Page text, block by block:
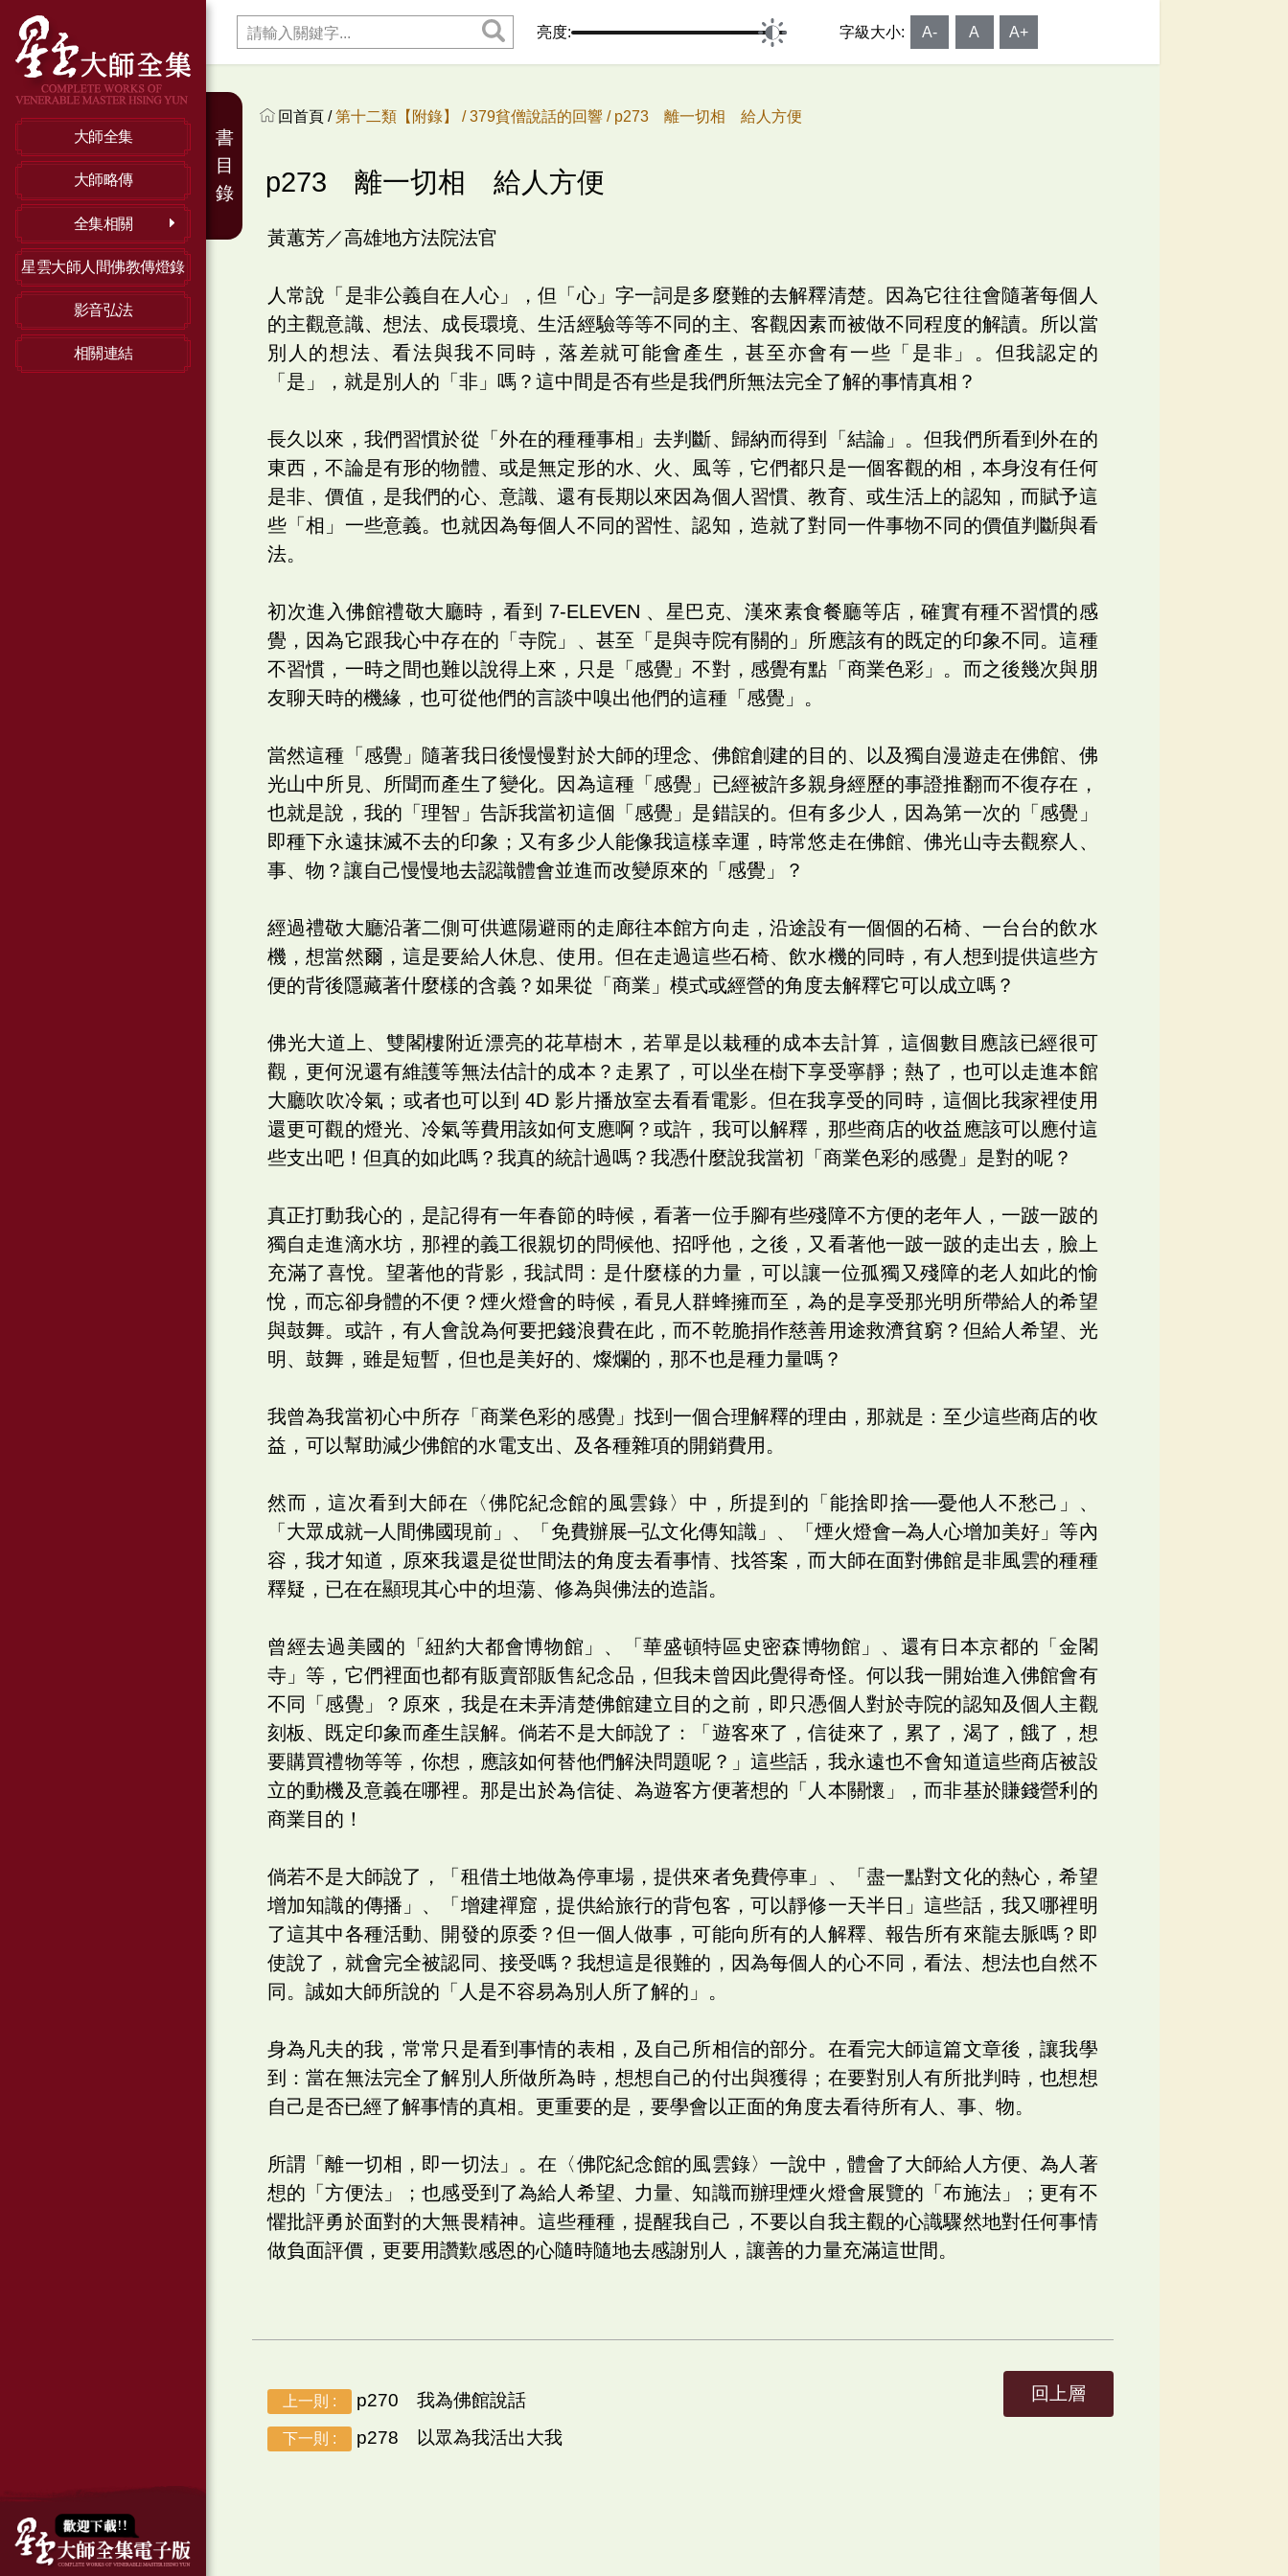
大師全集
大師略傳
全集相關
星雲大師人間佛教傳燈錄
影音弘法
相關連結
亮度: 字級大小: A- A A+
回首頁 /第十二類【附錄】 /379貧僧說話的回響 / p273 離一切相 給人方便
p273 離一切相 給人方便
黃蕙芳／高雄地方法院法官
人常說「是非公義自在人心」，但「心」字一詞是多麼難的去解釋清楚。因為它往往會隨著每個人
的主觀意識、想法、成長環境、生活經驗等等不同的主、客觀因素而被做不同程度的解讀。所以當
別人的想法、看法與我不同時，落差就可能會產生，甚至亦會有一些「是非」。但我認定的
「是」，就是別人的「非」嗎？這中間是否有些是我們所無法完全了解的事情真相？
長久以來，我們習慣於從「外在的種種事相」去判斷、歸納而得到「結論」。但我們所看到外在的
東西，不論是有形的物體、或是無定形的水、火、風等，它們都只是一個客觀的相，本身沒有任何
是非、價值，是我們的心、意識、還有長期以來因為個人習慣、教育、或生活上的認知，而賦予這
些「相」一些意義。也就因為每個人不同的習性、認知，造就了對同一件事物不同的價值判斷與看
法。
初次進入佛館禮敬大廳時，看到 7-ELEVEN 、星巴克、漢來素食餐廳等店，確實有種不習慣的感
覺，因為它跟我心中存在的「寺院」、甚至「是與寺院有關的」所應該有的既定的印象不同。這種
不習慣，一時之間也難以說得上來，只是「感覺」不對，感覺有點「商業色彩」。而之後幾次與朋
友聊天時的機緣，也可從他們的言談中嗅出他們的這種「感覺」。
當然這種「感覺」隨著我日後慢慢對於大師的理念、佛館創建的目的、以及獨自漫遊走在佛館、佛
光山中所見、所聞而產生了變化。因為這種「感覺」已經被許多親身經歷的事證推翻而不復存在，
也就是說，我的「理智」告訴我當初這個「感覺」是錯誤的。但有多少人，因為第一次的「感覺」
即種下永遠抹滅不去的印象；又有多少人能像我這樣幸運，時常悠走在佛館、佛光山寺去觀察人、
事、物？讓自己慢慢地去認識體會並進而改變原來的「感覺」？
經過禮敬大廳沿著二側可供遮陽避雨的走廊往本館方向走，沿途設有一個個的石椅、一台台的飲水
機，想當然爾，這是要給人休息、使用。但在走過這些石椅、飲水機的同時，有人想到提供這些方
便的背後隱藏著什麼樣的含義？如果從「商業」模式或經營的角度去解釋它可以成立嗎？
佛光大道上、雙閣樓附近漂亮的花草樹木，若單是以栽種的成本去計算，這個數目應該已經很可
觀，更何況還有維護等無法估計的成本？走累了，可以坐在樹下享受寧靜；熱了，也可以走進本館
大廳吹吹冷氣；或者也可以到 4D 影片播放室去看看電影。但在我享受的同時，這個比我家裡使用
還更可觀的燈光、冷氣等費用該如何支應啊？或許，我可以解釋，那些商店的收益應該可以應付這
些支出吧！但真的如此嗎？我真的統計過嗎？我憑什麼說我當初「商業色彩的感覺」是對的呢？
真正打動我心的，是記得有一年春節的時候，看著一位手腳有些殘障不方便的老年人，一跛一跛的
獨自走進滴水坊，那裡的義工很親切的問候他、招呼他，之後，又看著他一跛一跛的走出去，臉上
充滿了喜悅。望著他的背影，我試問：是什麼樣的力量，可以讓一位孤獨又殘障的老人如此的愉
悅，而忘卻身體的不便？煙火燈會的時候，看見人群蜂擁而至，為的是享受那光明所帶給人的希望
與鼓舞。或許，有人會說為何要把錢浪費在此，而不乾脆捐作慈善用途救濟貧窮？但給人希望、光
明、鼓舞，雖是短暫，但也是美好的、燦爛的，那不也是種力量嗎？
我曾為我當初心中所存「商業色彩的感覺」找到一個合理解釋的理由，那就是：至少這些商店的收
益，可以幫助減少佛館的水電支出、及各種雜項的開銷費用。
然而，這次看到大師在〈佛陀紀念館的風雲錄〉中，所提到的「能捨即捨──憂他人不愁己」、
「大眾成就─人間佛國現前」、「免費辦展─弘文化傳知識」、「煙火燈會─為人心增加美好」等內
容，我才知道，原來我還是從世間法的角度去看事情、找答案，而大師在面對佛館是非風雲的種種
釋疑，已在在顯現其心中的坦蕩、修為與佛法的造詣。
曾經去過美國的「紐約大都會博物館」、「華盛頓特區史密森博物館」、還有日本京都的「金閣
寺」等，它們裡面也都有販賣部販售紀念品，但我未曾因此覺得奇怪。何以我一開始進入佛館會有
不同「感覺」？原來，我是在未弄清楚佛館建立目的之前，即只憑個人對於寺院的認知及個人主觀
刻板、既定印象而產生誤解。倘若不是大師說了：「遊客來了，信徒來了，累了，渴了，餓了，想
要購買禮物等等，你想，應該如何替他們解決問題呢？」這些話，我永遠也不會知道這些商店被設
立的動機及意義在哪裡。那是出於為信徒、為遊客方便著想的「人本關懷」，而非基於賺錢營利的
商業目的！
倘若不是大師說了，「租借土地做為停車場，提供來者免費停車」、「盡一點對文化的熱心，希望
增加知識的傳播」、「增建禪窟，提供給旅行的背包客，可以靜修一天半日」這些話，我又哪裡明
了這其中各種活動、開發的原委？但一個人做事，可能向所有的人解釋、報告所有來龍去脈嗎？即
使說了，就會完全被認同、接受嗎？我想這是很難的，因為每個人的心不同，看法、想法也自然不
同。誠如大師所說的「人是不容易為別人所了解的」。
身為凡夫的我，常常只是看到事情的表相，及自己所相信的部分。在看完大師這篇文章後，讓我學
到：當在無法完全了解別人所做所為時，想想自己的付出與獲得；在要對別人有所批判時，也想想
自己是否已經了解事情的真相。更重要的是，要學會以正面的角度去看待所有人、事、物。
所謂「離一切相，即一切法」。在〈佛陀紀念館的風雲錄〉一說中，體會了大師給人方便、為人著
想的「方便法」；也感受到了為給人希望、力量、知識而辦理煙火燈會展覽的「布施法」；更有不
懼批評勇於面對的大無畏精神。這些種種，提醒我自己，不要以自我主觀的心識驟然地對任何事情
做負面評價，更要用讚歎感恩的心隨時隨地去感謝別人，讓善的力量充滿這世間。
上一則 : p270 我為佛館說話
下一則 : p278 以眾為我活出大我
回上層
書
目
錄